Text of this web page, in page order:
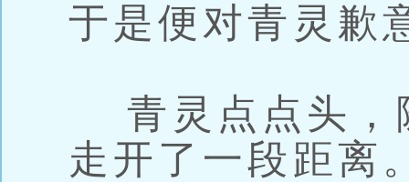
于是便对青灵歉
青灵点点头，
走开了一段距离